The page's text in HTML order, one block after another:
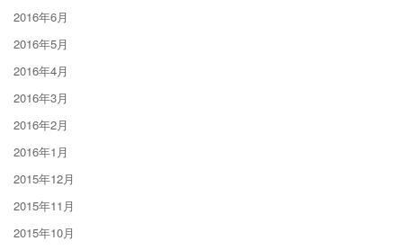
2016年6月
2016年5月
2016年4月
2016年3月
2016年2月
2016年1月
2015年12月
2015年11月
2015年10月